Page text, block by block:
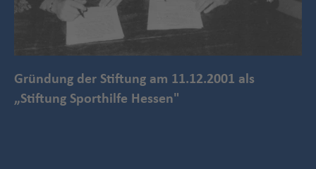
Gründung der Stiftung am 11.12.2001 als
„Stiftung Sporthilfe Hessen"